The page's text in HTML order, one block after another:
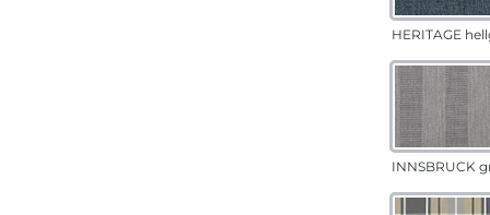
HERITAGE
INNSBRUCK